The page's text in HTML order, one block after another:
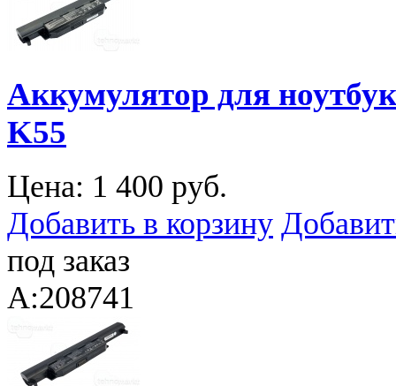
Аккумулятор для
K55
Цена: 1 400 руб.
Добавить в корзину
под заказ
A:208741